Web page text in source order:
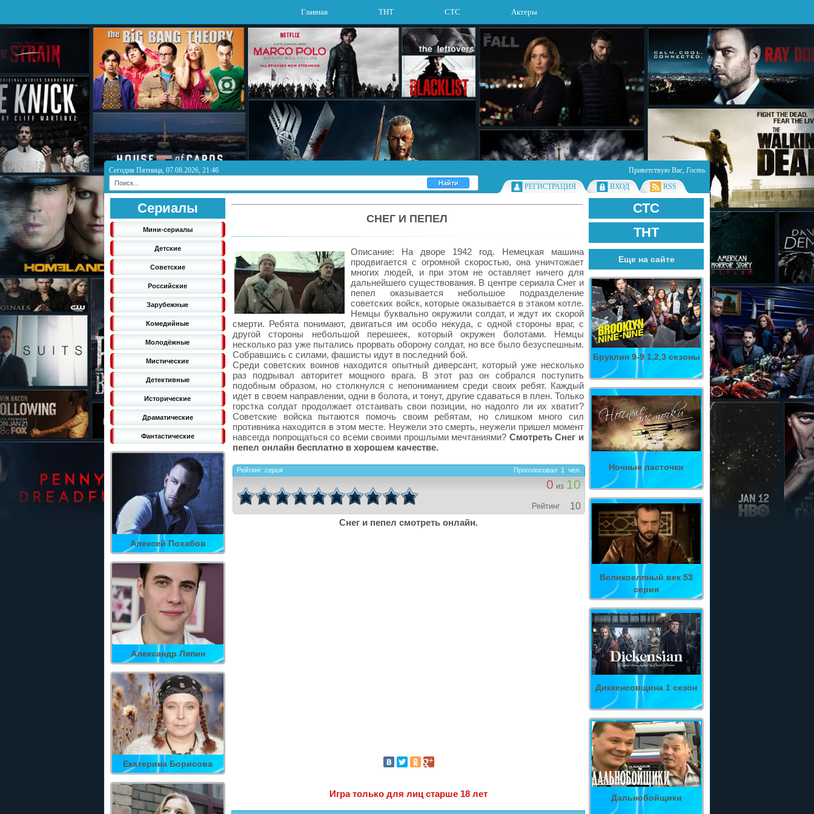
Главная ТНТ СТС Актеры
Сегодня Пятница, 07.08.2026, 21:46 Приветствую Вас, Гость
РЕГИСТРАЦИЯ
ВХОД RSS
Сериалы
Мини-сериалы
Детские
Советские
Российские
Зарубежные
Комедийные
Молодёжные
Мистические
Детективные
Исторические
Драматические
Фантастические
Алексей Похабов
Александр Ляпин
Екатерина Борисова
СТС
ТНТ
Еще на сайте
Бруклин 9-9 1,2,3 сезоны
Ночные ласточки
Великоелпный век 53
серия
Диккенсовщина 1 сезон
Дальнобойщики
СНЕГ И ПЕПЕЛ
Описание: На дворе 1942 год. Немецкая машина
продвигается с огромной скоростью, она уничтожает
многих людей, и при этом не оставляет ничего для
дальнейшего существования. В центре сериала Снег и
пепел оказывается небольшое подразделение
советских войск, которые оказывается в этаком котле.
Немцы буквально окружили солдат, и ждут их скорой
смерти. Ребята понимают, двигаться им особо некуда, с одной стороны враг, с
другой стороны небольшой перешеек, который окружен болотами. Немцы
несколько раз уже пытались прорвать оборону солдат, но все было безуспешным.
Собравшись с силами, фашисты идут в последний бой.
Среди советских воинов находится опытный диверсант, который уже несколько
раз подрывал авторитет мощного врага. В этот раз он собрался поступить
подобным образом, но столкнулся с непониманием среди своих ребят. Каждый
идет в своем направлении, одни в болота, и тонут, другие сдаваться в плен. Только
горстка солдат продолжает отстаивать свои позиции, но надолго ли их хватит?
Советские войска пытаются помочь своим ребятам, но слишком много сил
противника находится в этом месте. Неужели это смерть, неужели пришел момент
навсегда попрощаться со всеми своими прошлыми мечтаниями? Смотреть Снег и
пепел онлайн бесплатно в хорошем качестве.
Рейтинг: серия Проголосовал 1 чел.
0 из 10
Рейтинг
10
Снег и пепел смотреть онлайн.
Игра только для лиц старше 18 лет